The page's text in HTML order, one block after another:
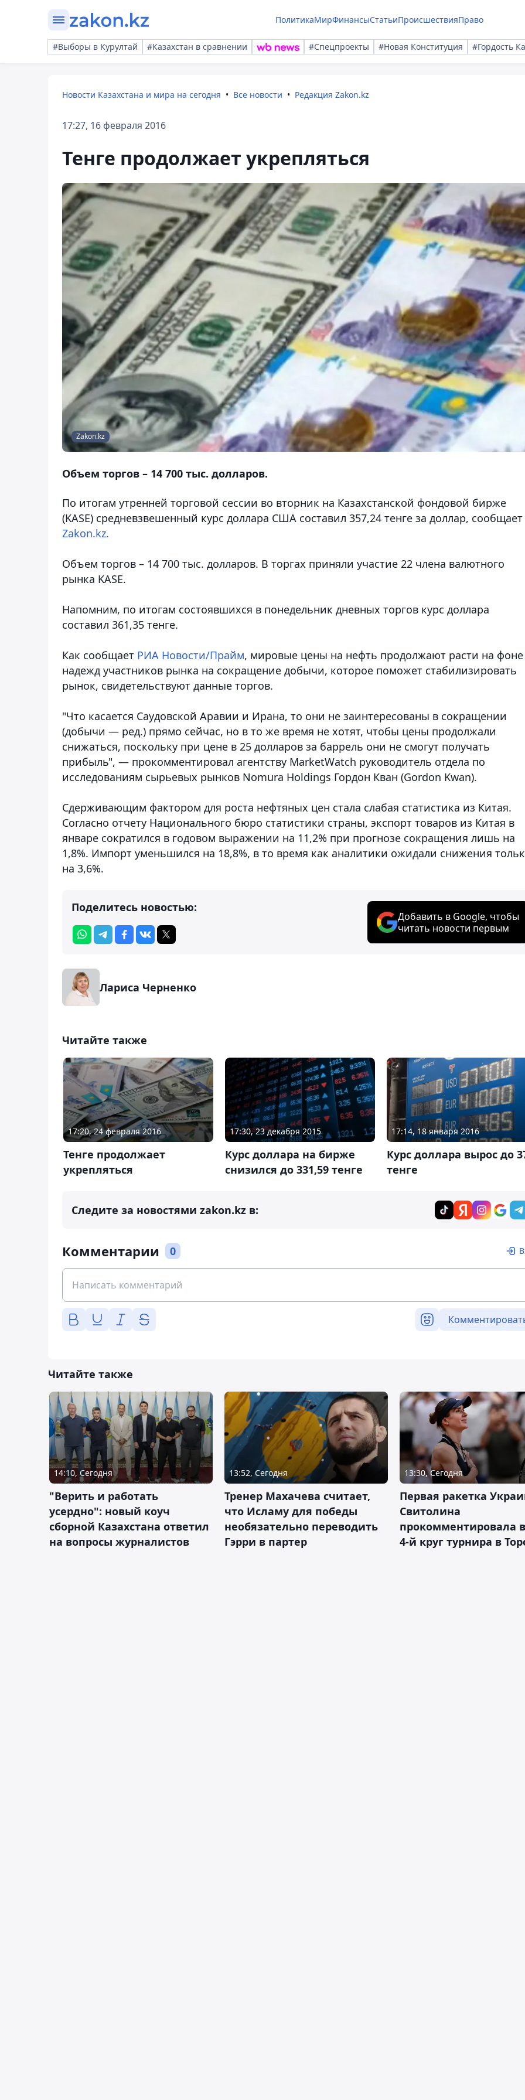
ПолитикаМирФинансыСтатьиПроисшествияПраво
#Выборы в Курултай #Казахстан в сравнении #Спецпроекты #Новая Конституция #Гордость
Новости Казахстана и мира на сегодня Все новости Редакция Zakon.kz
17:27, 16 февраля 2016
Тенге продолжает укрепляться
Zakon.kz
Объем торгов – 14 700 тыс. долларов.
По итогам утренней торговой сессии во вторник на Казахстанской фондовой бирже
(KASE) средневзвешенный курс доллара США составил 357,24 тенге за доллар, сообщает
Zakon.kz.
Объем торгов – 14 700 тыс. долларов. В торгах приняли участие 22 члена валютного
рынка KASE.
Напомним, по итогам состоявшихся в понедельник дневных торгов курс доллара
составил 361,35 тенге.
Как сообщает РИА Новости/Прайм, мировые цены на нефть продолжают расти на фоне
надежд участников рынка на сокращение добычи, которое поможет стабилизировать
рынок, свидетельствуют данные торгов.
"Что касается Саудовской Аравии и Ирана, то они не заинтересованы в сокращении
(добычи — ред.) прямо сейчас, но в то же время не хотят, чтобы цены продолжали
снижаться, поскольку при цене в 25 долларов за баррель они не смогут получать
прибыль", — прокомментировал агентству MarketWatch руководитель отдела по
исследованиям сырьевых рынков Nomura Holdings Гордон Кван (Gordon Kwan).
Сдерживающим фактором для роста нефтяных цен стала слабая статистика из Китая.
Согласно отчету Национального бюро статистики страны, экспорт товаров из Китая в
январе сократился в годовом выражении на 11,2% при прогнозе сокращения лишь на
1,8%. Импорт уменьшился на 18,8%, в то время как аналитики ожидали снижения
на 3,6%.
Поделитесь новостью:
Добавить в Google, чтобы
читать новости первым
Лариса Черненко
Читайте также
17:20, 24 февраля 2016
Тенге продолжает
укрепляться
17:30, 23 декабря 2015
Курс доллара на бирже
снизился до 331,59 тенге
17:14, 18 января 2016
Курс доллара вырос до
тенге
Следите за новостями zakon.kz в:
Комментарии 0
Читайте также
14:10, Сегодня
"Верить и работать
усердно": новый коуч
сборной Казахстана ответил
на вопросы журналистов
13:52, Сегодня
Тренер Махачева считает,
что Исламу для победы
необязательно переводить
Гэрри в партер
13:30, Сегодня
Первая ракетка
Свитолина
прокомментировала
4-й круг турнира в